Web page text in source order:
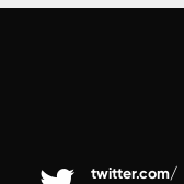
twitter.com/